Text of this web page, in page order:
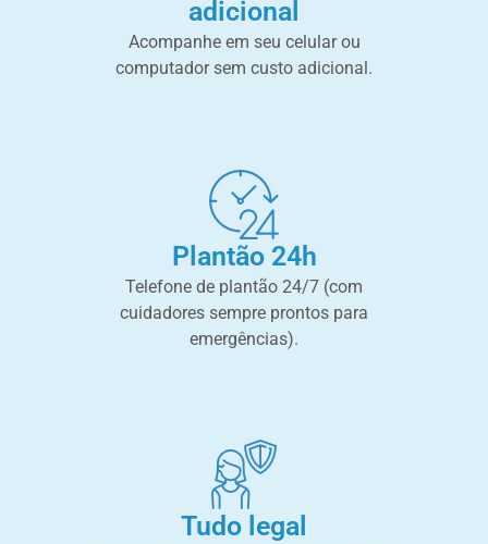
adicional
Acompanhe em seu celular ou
computador sem custo adicional.
Plantão 24h
Telefone de plantão 24/7 (com
cuidadores sempre prontos para
emergências).
Tudo legal